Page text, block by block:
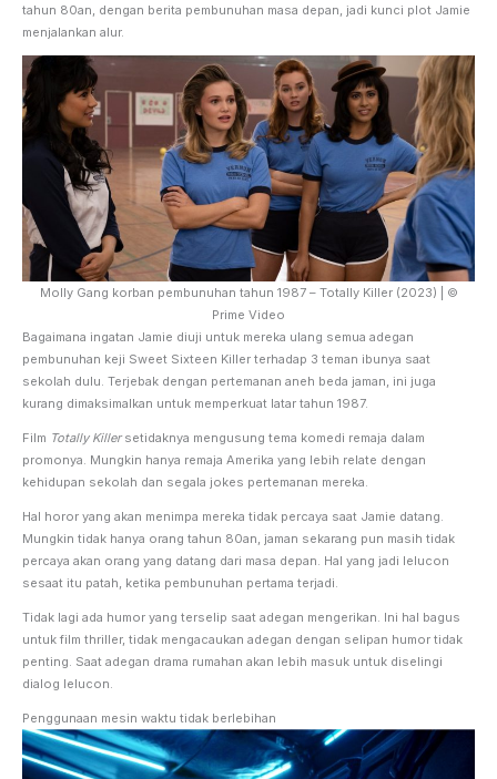
tahun 80an, dengan berita pembunuhan masa depan, jadi kunci plot Jamie
menjalankan alur.
Molly Gang korban pembunuhan tahun 1987 – Totally Killer (2023) | ©
Prime Video
Bagaimana ingatan Jamie diuji untuk mereka ulang semua adegan
pembunuhan keji Sweet Sixteen Killer terhadap 3 teman ibunya saat
sekolah dulu. Terjebak dengan pertemanan aneh beda jaman, ini juga
kurang dimaksimalkan untuk memperkuat latar tahun 1987.
Film Totally Killersetidaknya mengusung tema komedi remaja dalam
promonya. Mungkin hanya remaja Amerika yang lebih relate dengan
kehidupan sekolah dan segala jokes pertemanan mereka.
Hal horor yang akan menimpa mereka tidak percaya saat Jamie datang.
Mungkin tidak hanya orang tahun 80an, jaman sekarang pun masih tidak
percaya akan orang yang datang dari masa depan. Hal yang jadi lelucon
sesaat itu patah, ketika pembunuhan pertama terjadi.
Tidak lagi ada humor yang terselip saat adegan mengerikan. Ini hal bagus
untuk film thriller, tidak mengacaukan adegan dengan selipan humor tidak
penting. Saat adegan drama rumahan akan lebih masuk untuk diselingi
dialog lelucon.
Penggunaan mesin waktu tidak berlebihan